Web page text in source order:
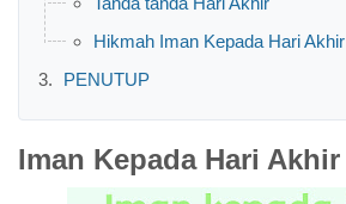
Hikmah Iman Kepada Hari Akhir
PENUTUP
Iman Kepada Hari Akhir